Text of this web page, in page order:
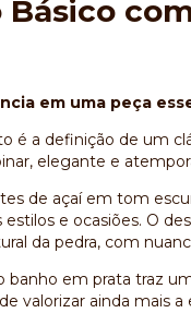
Básico
em uma peça
é a definição de um
elegante e
de açaí em tom
e ocasiões. O
da pedra, com
banho em prata traz
valorizar ainda mais a